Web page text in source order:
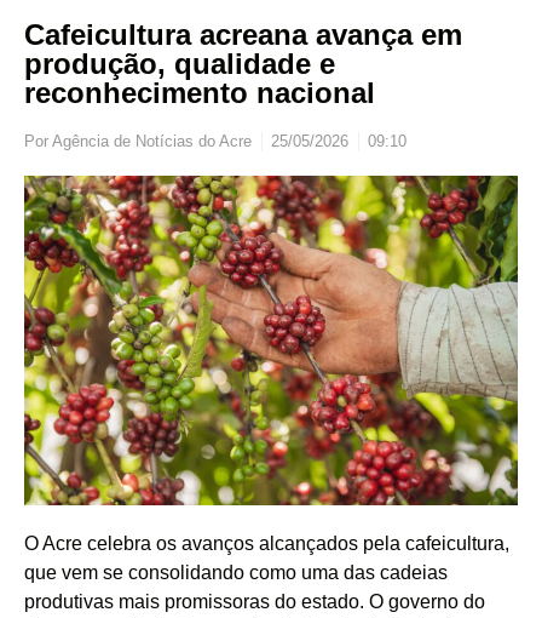
Cafeicultura acreana avança em
produção, qualidade e
reconhecimento nacional
Por Agência de Notícias do Acre 25/05/2026 09:10
O Acre celebra os avanços alcançados pela cafeicultura,
que vem se consolidando como uma das cadeias
produtivas mais promissoras do estado. O governo do